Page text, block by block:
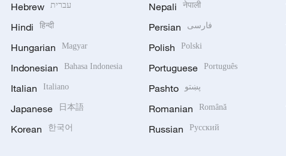
Hebrew עברית
Hindi हिन्दी
Hungarian Magyar
Indonesian Bahasa Indonesia
Italian Italiano
Japanese 日本語
Korean 한국어
Nepali नेपाली
Persian فارسی
Polish Polski
Portuguese Português
Pashto پښتو
Romanian Română
Russian Русский